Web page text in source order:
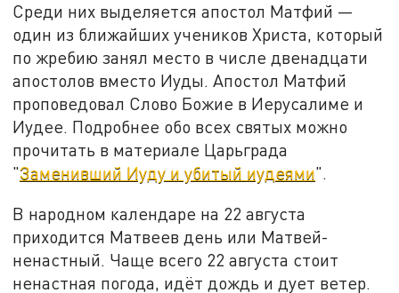
Среди них выделяется апостол Матфий —
один из ближайших учеников Христа, который
по жребию занял место в числе двенадцати
апостолов вместо Иуды. Апостол Матфий
проповедовал Слово Божие в Иерусалиме и
Иудее. Подробнее обо всех святых можно
прочитать в материале Царьграда
"Заменивший Иуду и убитый иудеями".
В народном календаре на 22 августа
приходится Матвеев день или Матвей-
ненастный. Чаще всего 22 августа стоит
ненастная погода, идёт дождь и дует ветер.